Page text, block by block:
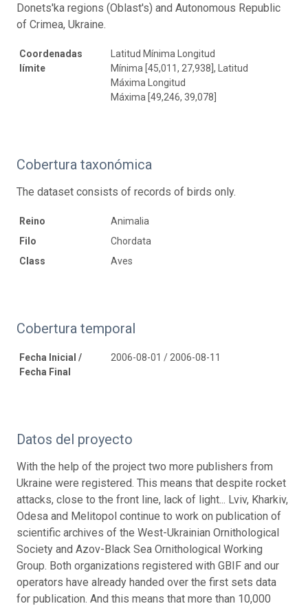
Donets'ka regions (Oblast's) and Autonomous Republic
of Crimea, Ukraine.
Coordenadas
límite
Latitud Mínima Longitud
Mínima [45,011, 27,938], Latitud
Máxima Longitud
Máxima [49,246, 39,078]
Cobertura taxonómica
The dataset consists of records of birds only.
Reino
Animalia
Filo
Chordata
Class
Aves
Cobertura temporal
Fecha Inicial /
Fecha Final
2006-08-01 / 2006-08-11
Datos del proyecto
With the help of the project two more publishers from
Ukraine were registered. This means that despite rocket
attacks, close to the front line, lack of light... Lviv, Kharkiv,
Odesa and Melitopol continue to work on publication of
scientific archives of the West-Ukrainian Ornithological
Society and Azov-Black Sea Ornithological Working
Group. Both organizations registered with GBIF and our
operators have already handed over the first sets data
for publication. And this means that more than 10,000